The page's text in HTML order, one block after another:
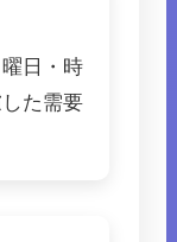
日・時
た需要